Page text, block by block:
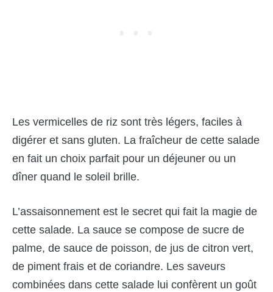
Les vermicelles de riz sont très légers, faciles à
digérer et sans gluten. La fraîcheur de cette salade
en fait un choix parfait pour un déjeuner ou un
dîner quand le soleil brille.
L’assaisonnement est le secret qui fait la magie de
cette salade. La sauce se compose de sucre de
palme, de sauce de poisson, de jus de citron vert,
de piment frais et de coriandre. Les saveurs
combinées dans cette salade lui confèrent un goût